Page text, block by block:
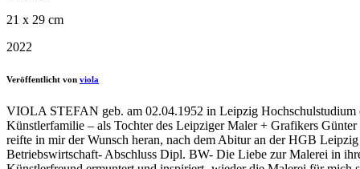
21 x 29 cm
2022
Veröffentlicht von viola
VIOLA STEFAN geb. am 02.04.1952 in Leipzig Hochschulstudium
Künstlerfamilie – als Tochter des Leipziger Maler + Grafikers
reifte in mir der Wunsch heran, nach dem Abitur an der HGB
Betriebswirtschaft- Abschluss Dipl. BW- Die Liebe zur Malerei in